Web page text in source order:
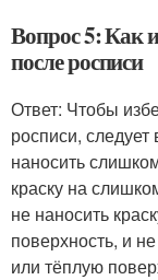
Вопрос 5: Как
после росписи
Ответ: Чтобы
росписи,
наносить
краску на
не наносить
поверхность, и
или тёплую